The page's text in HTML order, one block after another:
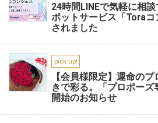
24時間LINEで気軽に相
ボットサービス「Tora
されました
pick up!
【会員様限定】運命の
きで彩る。「プロポー
開始のお知らせ